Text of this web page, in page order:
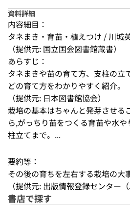
資料詳細
内容細目：
タネまき・育苗・植えつけ / 川城
（提供元: 国立国会図書館蔵書）
あらすじ：
タネまきや苗の育て方、支柱の立
どの育て方をわかりやすく紹介。
（提供元: 日本図書館協会）
栽培の基本はちゃんと発芽させる
ら,がっちり苗をつくる育苗や水
柱立てまで。...
要約等：
その後の育ちを左右する栽培の大
（提供元: 出版情報登録センター（
書店で探す